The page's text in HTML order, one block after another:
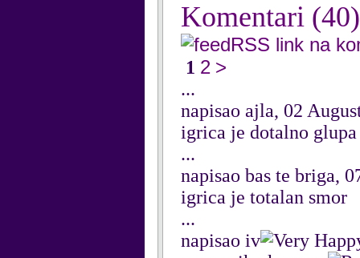
Komentari (40)
RSS link na
1 2 >
...
napisao ajla, 02
igrica je dotalno
...
napisao bas te briga,
igrica je totalan smor
...
napisao iv